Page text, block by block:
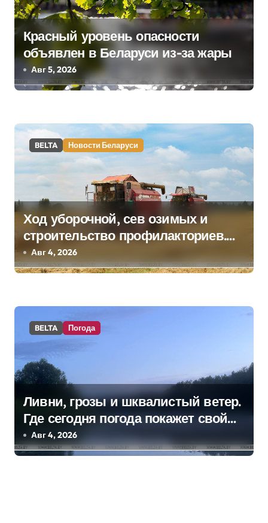
я
п
о
з
а
п
и
я
м
Красный уровень опасности
объявлен в Беларуси из-за жары
Авг 5, 2026
BELTA Новости Беларуси
Ход уборочной, сев озимых и
строительство профилакториев.
Лукашенко заслушал доклад главы
Минсельхозпрода
Авг 4, 2026
BELTA Погода
Ливни, грозы и шквалистый ветер.
Где сегодня погода покажет свой
характер
Авг 4, 2026